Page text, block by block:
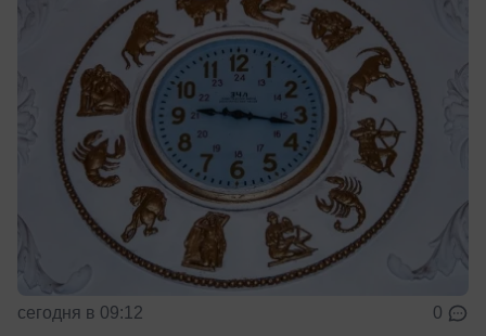
сегодня в 09:12 0